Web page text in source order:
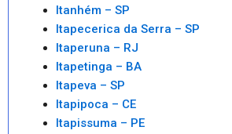
Itanhém – SP
Itapecerica da Serra – SP
Itaperuna – RJ
Itapetinga – BA
Itapeva – SP
Itapipoca – CE
Itapissuma – PE